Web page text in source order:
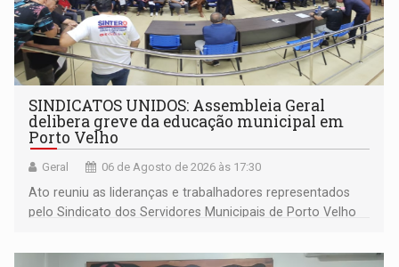
SINDICATOS UNIDOS: Assembleia Geral
delibera greve da educação municipal em
Porto Velho
Geral 06 de Agosto de 2026 às 17:30
Ato reuniu as lideranças e trabalhadores representados
pelo Sindicato dos Servidores Municipais de Porto Velho